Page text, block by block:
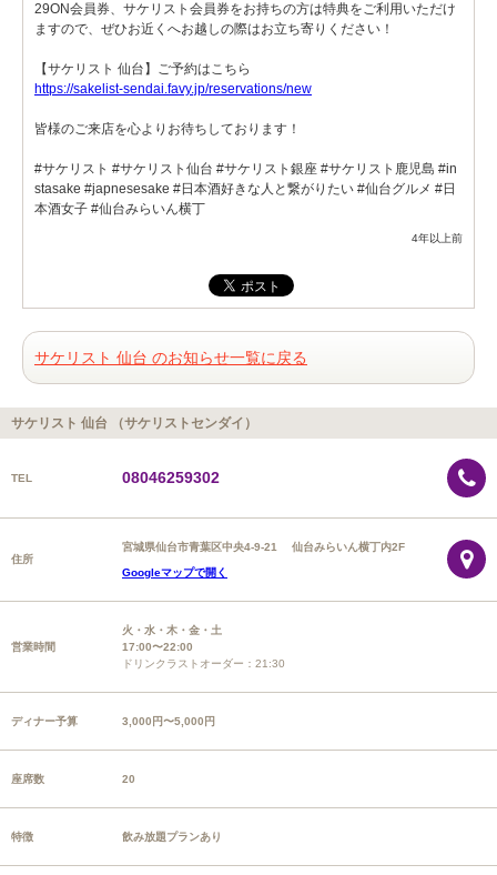
29ON会員券、サケリスト会員券をお持ちの方は特典をご利用いただけ
ますので、ぜひお近くへお越しの際はお立ち寄りください！
【サケリスト 仙台】ご予約はこちら
https://sakelist-sendai.favy.jp/reservations/new
皆様のご来店を心よりお待ちしております！
#サケリスト #サケリスト仙台 #サケリスト銀座 #サケリスト鹿児島 #in
stasake #japnesesake #日本酒好きな人と繋がりたい #仙台グルメ #日
本酒女子 #仙台みらいん横丁
4年以上前
サケリスト 仙台 のお知らせ一覧に戻る
サケリスト 仙台 （サケリストセンダイ）
TEL 08046259302
住所
宮城県仙台市青葉区中央4-9-21 仙台みらいん横丁内2F
Googleマップで開く
営業時間
火・水・木・金・土
17:00〜22:00
ドリンクラストオーダー：21:30
ディナー予算 3,000円〜5,000円
座席数 20
特徴 飲み放題プランあり